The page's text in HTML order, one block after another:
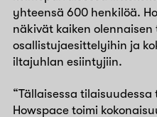
yhteensä 600 henkilöä.
näkivät kaiken
osallistujaesittelyihin ja
iltajuhlan esiintyjiin.
“Tällaisessa
Howspace toimi